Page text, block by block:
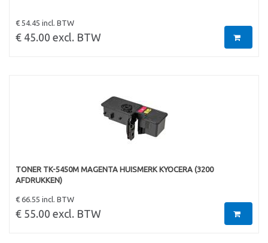
€ 54.45 incl. BTW
€ 45.00 excl. BTW
TONER TK-5450M MAGENTA HUISMERK KYOCERA (3200
AFDRUKKEN)
€ 66.55 incl. BTW
€ 55.00 excl. BTW